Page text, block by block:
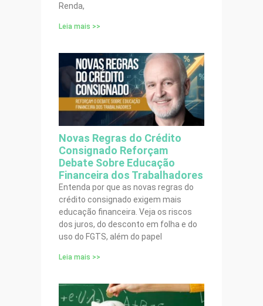
Renda,
Leia mais >>
Novas Regras do Crédito
Consignado Reforçam
Debate Sobre Educação
Financeira dos Trabalhadores
Entenda por que as novas regras do
crédito consignado exigem mais
educação financeira. Veja os riscos
dos juros, do desconto em folha e do
uso do FGTS, além do papel
Leia mais >>